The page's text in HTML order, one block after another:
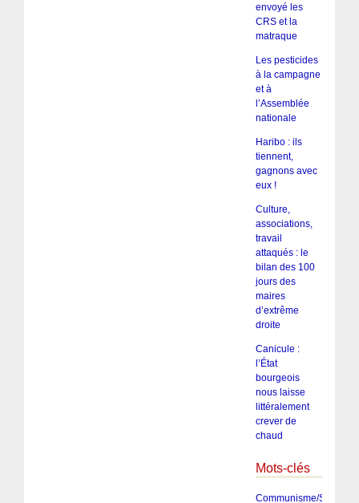
envoyé les
CRS et la
matraque
Les pesticides
à la campagne
et à
l’Assemblée
nationale
Haribo : ils
tiennent,
gagnons avec
eux !
Culture,
associations,
travail
attaqués : le
bilan des 100
jours des
maires
d’extrême
droite
Canicule :
l’État
bourgeois
nous laisse
littéralement
crever de
chaud
Mots-clés
Communisme/